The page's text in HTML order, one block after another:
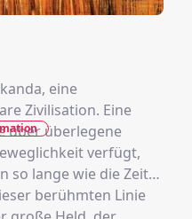
eine
Zivilisation. Eine
über überlegene
verfügt,
so lange wie die Zeit
berühmten Linie